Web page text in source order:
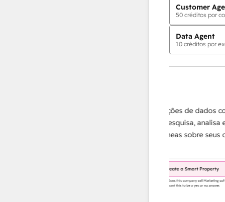
Customer
50 créditos por
Data Agent
10 créditos por
Amplie suas operações de dados com
agente de IA que pesquisa, analisa e
respostas instantâneas sobre seus